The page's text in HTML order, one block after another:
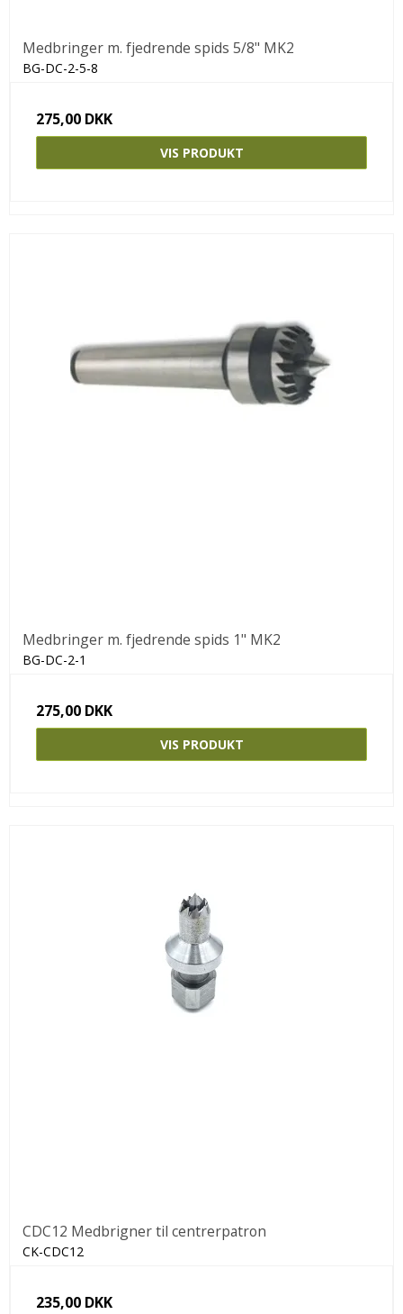
Medbringer m. fjedrende spids 5/8" MK2
BG-DC-2-5-8
275,00 DKK
VIS PRODUKT
Medbringer m. fjedrende spids 1" MK2
BG-DC-2-1
275,00 DKK
VIS PRODUKT
CDC12 Medbrigner til centrerpatron
CK-CDC12
235,00 DKK